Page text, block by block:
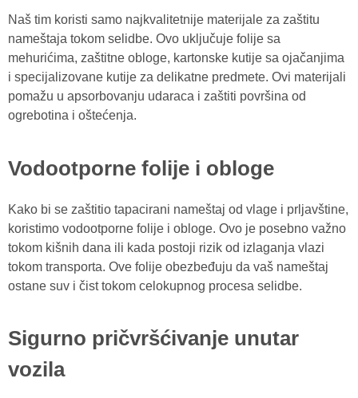
Naš tim koristi samo najkvalitetnije materijale za zaštitu
nameštaja tokom selidbe. Ovo uključuje folije sa
mehurićima, zaštitne obloge, kartonske kutije sa ojačanjima
i specijalizovane kutije za delikatne predmete. Ovi materijali
pomažu u apsorbovanju udaraca i zaštiti površina od
ogrebotina i oštećenja.
Vodootporne folije i obloge
Kako bi se zaštitio tapacirani nameštaj od vlage i prljavštine,
koristimo vodootporne folije i obloge. Ovo je posebno važno
tokom kišnih dana ili kada postoji rizik od izlaganja vlazi
tokom transporta. Ove folije obezbeđuju da vaš nameštaj
ostane suv i čist tokom celokupnog procesa selidbe.
Sigurno pričvršćivanje unutar
vozila